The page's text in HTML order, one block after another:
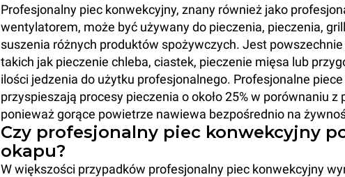
Profesjonalny piec konwekcyjny, znany również jako
wentylatorem, może być używany do pieczenia, pieczenia,
suszenia różnych produktów spożywczych. Jest
takich jak pieczenie chleba, ciastek, pieczenie mięsa lub
ilości jedzenia do użytku profesjonalnego. Profesjonalne
przyspieszają procesy pieczenia o około 25% w porównaniu
ponieważ gorące powietrze nawiewa bezpośrednio na
Czy profesjonalny piec konwekcyjny
okapu?
W większości przypadków profesjonalny piec konwekcyjny